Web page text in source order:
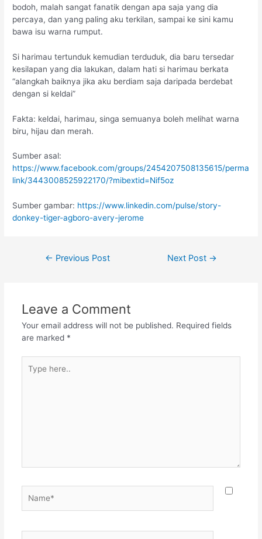
bodoh, malah sangat fanatik dengan apa saja yang dia
percaya, dan yang paling aku terkilan, sampai ke sini kamu
bawa isu warna rumput.
Si harimau tertunduk kemudian terduduk, dia baru tersedar
kesilapan yang dia lakukan, dalam hati si harimau berkata
“alangkah baiknya jika aku berdiam saja daripada berdebat
dengan si keldai”
Fakta: keldai, harimau, singa semuanya boleh melihat warna
biru, hijau dan merah.
Sumber asal:
https://www.facebook.com/groups/2454207508135615/perma
link/3443008525922170/?mibextid=Nif5oz
Sumber gambar: https://www.linkedin.com/pulse/story-
donkey-tiger-agboro-avery-jerome
← Previous Post Next Post →
Leave a Comment
Your email address will not be published. Required fields
are marked *
here..